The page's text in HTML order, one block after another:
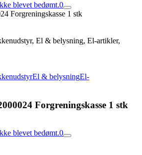
blevet bedømt.0
Forgreningskasse 1 stk
El & belysning, El-artikler,
El & belysningEl-
Forgreningskasse 1 stk
blevet bedømt.0